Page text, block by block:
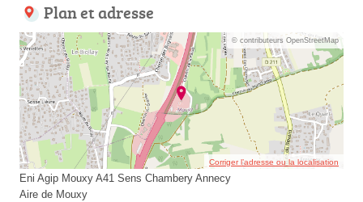
Plan et adresse
© contributeurs OpenStreetMap
Corriger l’adresse ou la localisation
Eni Agip Mouxy A41 Sens Chambery Annecy
Aire de Mouxy